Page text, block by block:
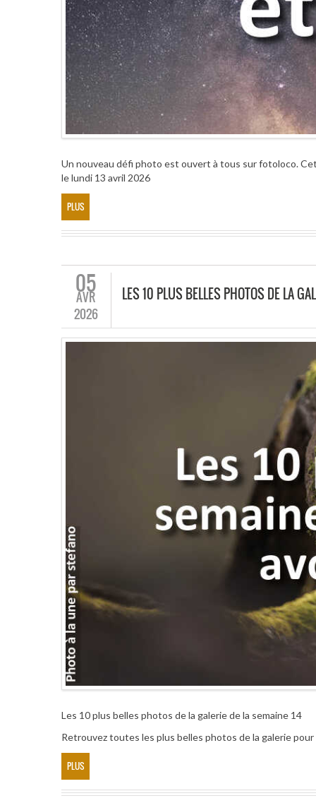
Un nouveau défi photo est ouvert à tous sur fotoloco.
le lundi 13 avril 2026
PLUS
05
AVR
2026
LES 10 PLUS BELLES PHOTOS DE LA
Les 10 plus belles photos de la galerie de la semaine 14
Retrouvez toutes les plus belles photos de la galerie
PLUS